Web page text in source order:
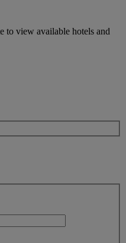
to view available hotels and